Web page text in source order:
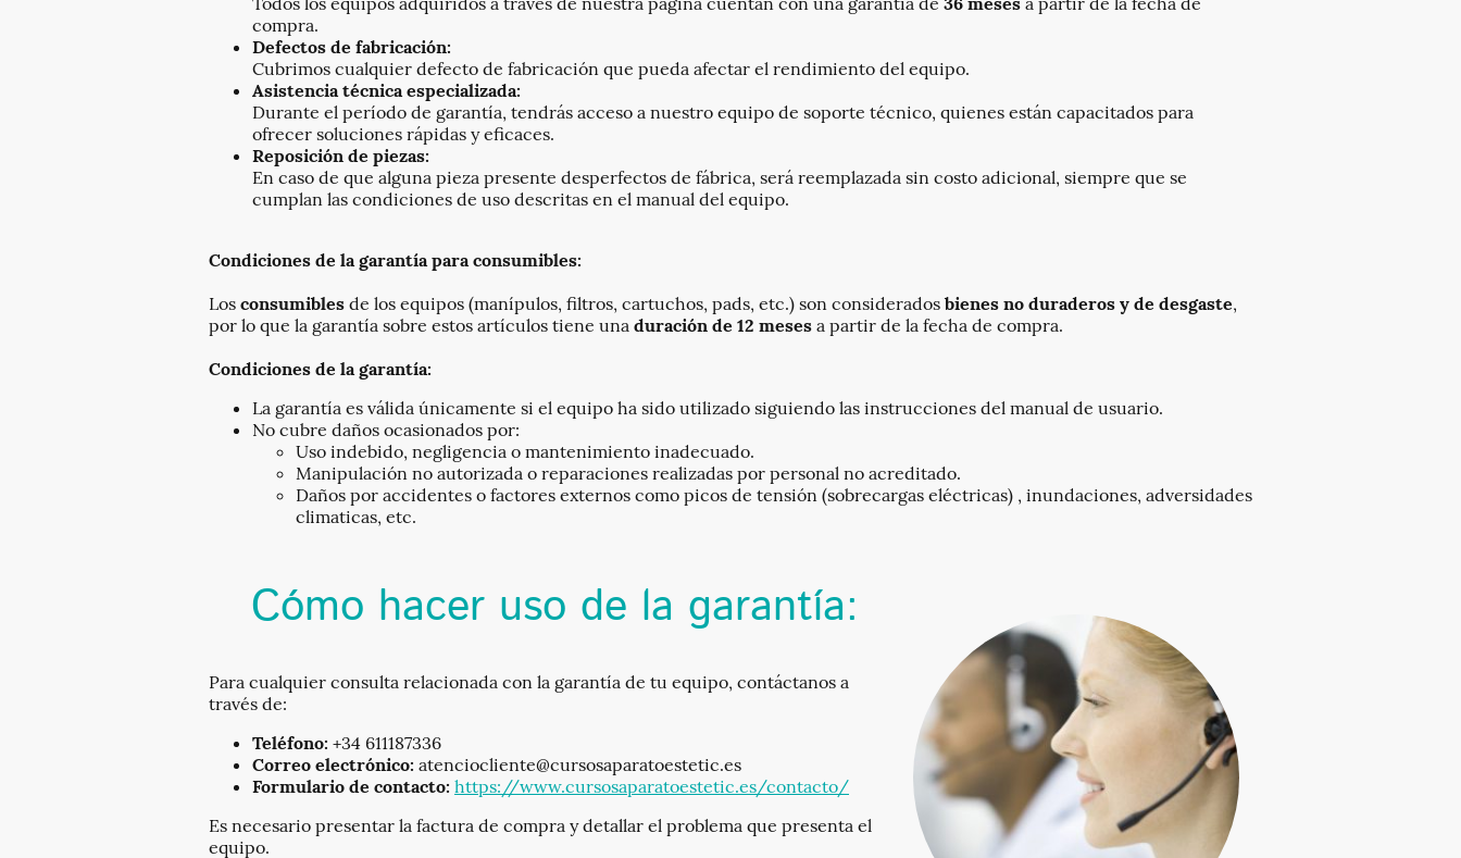
compra.
Defectos de fabricación:
Cubrimos cualquier defecto de fabricación que pueda afectar el rendimiento del equipo.
Asistencia técnica especializada:
Durante el período de garantía, tendrás acceso a nuestro equipo de soporte técnico, quienes están capacitados para
ofrecer soluciones rápidas y eficaces.
Reposición de piezas:
En caso de que alguna pieza presente desperfectos de fábrica, será reemplazada sin costo adicional, siempre que se
cumplan las condiciones de uso descritas en el manual del equipo.
Condiciones de la garantía para consumibles:
Los consumibles de los equipos (manípulos, filtros, cartuchos, pads, etc.) son considerados bienes no duraderos y de desgaste,
por lo que la garantía sobre estos artículos tiene una duración de 12 meses a partir de la fecha de compra.
Condiciones de la garantía:
La garantía es válida únicamente si el equipo ha sido utilizado siguiendo las instrucciones del manual de usuario.
No cubre daños ocasionados por:
Uso indebido, negligencia o mantenimiento inadecuado.
Manipulación no autorizada o reparaciones realizadas por personal no acreditado.
Daños por accidentes o factores externos como picos de tensión (sobrecargas eléctricas) , inundaciones, adversidades
climaticas, etc.
Cómo hacer uso de la garantía:
Para cualquier consulta relacionada con la garantía de tu equipo, contáctanos a
través de:
Teléfono: +34 611187336
Correo electrónico: atenciocliente@cursosaparatoestetic.es
Formulario de contacto: https://www.cursosaparatoestetic.es/contacto/
Es necesario presentar la factura de compra y detallar el problema que presenta el
equipo.